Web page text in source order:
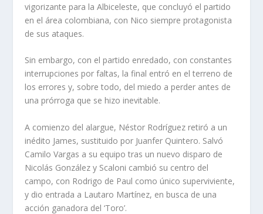
vigorizante para la Albiceleste, que concluyó el partido
en el área colombiana, con Nico siempre protagonista
de sus ataques.
Sin embargo, con el partido enredado, con constantes
interrupciones por faltas, la final entró en el terreno de
los errores y, sobre todo, del miedo a perder antes de
una prórroga que se hizo inevitable.
A comienzo del alargue, Néstor Rodríguez retiró a un
inédito James, sustituido por Juanfer Quintero. Salvó
Camilo Vargas a su equipo tras un nuevo disparo de
Nicolás González y Scaloni cambió su centro del
campo, con Rodrigo de Paul como único superviviente,
y dio entrada a Lautaro Martínez, en busca de una
acción ganadora del ‘Toro’.